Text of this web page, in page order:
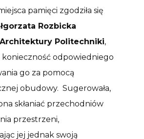
pamięci zgodziła się
Rozbicka
Politechniki,
odpowiedniego
go za pomocą
obudowy. Sugerowała,
skłaniać przechodniów
przestrzeni,
jej jednak swoją